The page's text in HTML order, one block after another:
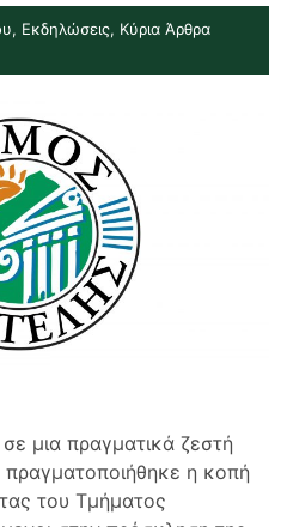
, Εκδηλώσεις, Κύρια Άρθρα
μια πραγματικά ζεστή
πραγματοποιήθηκε η κοπή
του Τμήματος